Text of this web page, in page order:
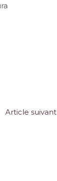
Article suivant